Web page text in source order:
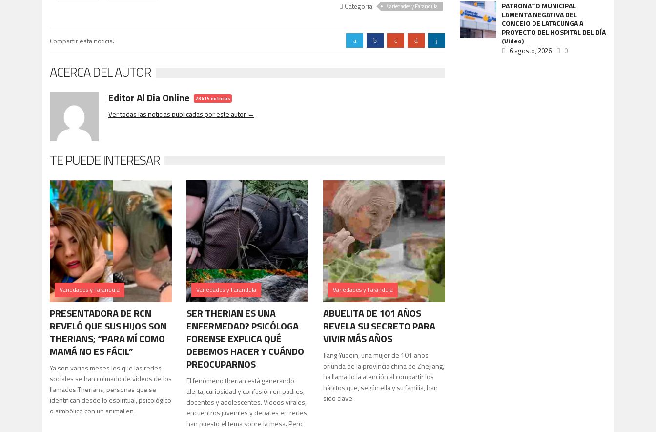
Categoria Variedades y Farandula
Compartir esta noticia: a b c d j
ACERCA DEL AUTOR
Editor Al Dia Online 23415 noticias
Ver todas las noticias publicadas por este autor →
TE PUEDE INTERESAR
Variedades y Farandula
PRESENTADORA DE RCN
REVELÓ QUE SUS HIJOS SON
THERIANS; “PARA MÍ COMO
MAMÁ NO ES FÁCIL”
Ya son varios meses los que las redes
sociales se han colmado de videos de los
llamados Therians, personas que se
identifican desde lo espiritual, psicológico
o simbólico con un animal en
Variedades y Farandula
SER THERIAN ES UNA
ENFERMEDAD? PSICÓLOGA
FORENSE EXPLICA QUÉ
DEBEMOS HACER Y CUÁNDO
PREOCUPARNOS
El fenómeno therian está generando
alerta, curiosidad y confusión en padres,
docentes y adolescentes. Videos virales,
encuentros juveniles y debates en redes
han puesto el tema sobre la mesa. Pero
Variedades y Farandula
ABUELITA DE 101 AÑOS
REVELA SU SECRETO PARA
VIVIR MÁS AÑOS
Jiang Yueqin, una mujer de 101 años
oriunda de la provincia china de Zhejiang,
ha llamado la atención al compartir los
hábitos que, según ella y su familia, han
sido clave
PATRONATO MUNICIPAL
LAMENTA NEGATIVA DEL
CONCEJO DE LATACUNGA A
PROYECTO DEL HOSPITAL DEL DÍA
(Video)
6 agosto, 2026 0